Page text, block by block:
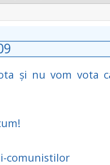
și nu vom vota
comunistilor